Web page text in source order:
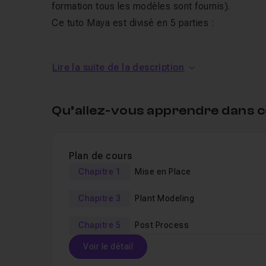
formation tous les modèles sont fournis).
Ce tuto Maya est divisé en 5 parties :
studio pour tester vos modèles etshaders.
03 Modélisationde plantes :
04 Lighting :Rappel des paramètres de
SkyPortal puis mise en place des différents
votre rendu et apporter la touche finale.
Tous les fichiers de travail nécessaires à la
plugins, les proxy et modèles. A la fin de ce tuto,
réalistes et crédibles
Lire la suite de la description
Qu’allez-vous apprendre dans
Plan de cours
Chapitre 1 Mise en Place
Chapitre 3 Plant Modeling
Chapitre 5 Post Process
Voir le détail